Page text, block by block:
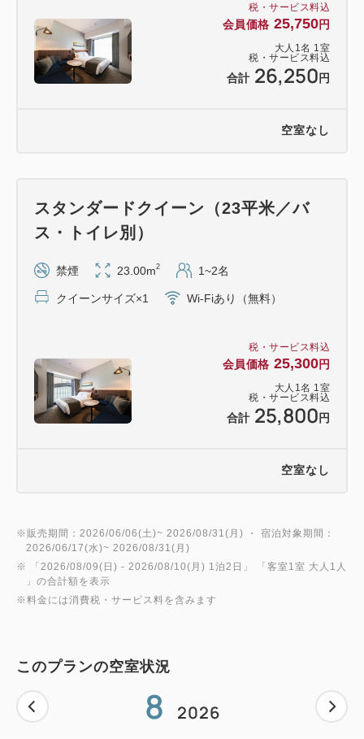
税・サービス料込
会員価格 25,750円
大人 1 名 1 室
税・サービス料込
合計 26,250 円
空室なし
税・サービス料込
会員価格 25,300円
大人 1 名 1 室
税・サービス料込
合計 25,800 円
スタンダードクイーン（23平米／バ
ス・トイレ別）
禁煙 23.00m2 1~2名
クイーンサイズ×1 Wi-Fiあり（無料）
空室なし
※販売期間：2026/06/06(土)~ 2026/08/31(月) ・ 宿泊対象期間：
2026/06/17(水)~ 2026/08/31(月)
※ 「 2026/08/09(日) - 2026/08/10(月) 1泊2日 」 「客室1室 大人1人
」の合計額を表示
※料金には消費税・サービス料を含みます
このプランの空室状況
8 2026